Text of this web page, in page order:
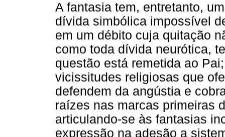
A fantasia tem, entretanto,
dívida simbólica impossível
em um débito cuja quitação
como toda dívida neurótica,
questão está remetida ao
vicissitudes religiosas que
defendem da angústia e
raízes nas marcas primeiras
articulando-se às fantasias
expressão na adesão a